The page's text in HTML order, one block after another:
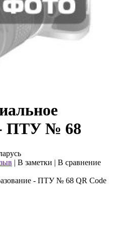
- ПТУ № 68
| В заметки | В сравнение